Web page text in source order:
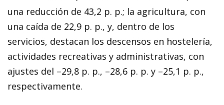
una reducción de 43,2 p. p.; la agricultura, con
una caída de 22,9 p. p., y, dentro de los
servicios, destacan los descensos en hostelería,
actividades recreativas y administrativas, con
ajustes del –29,8 p. p., –28,6 p. p. y –25,1 p. p.,
respectivamente.